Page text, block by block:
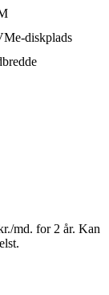
diskplads
md. for 2 år. Kan